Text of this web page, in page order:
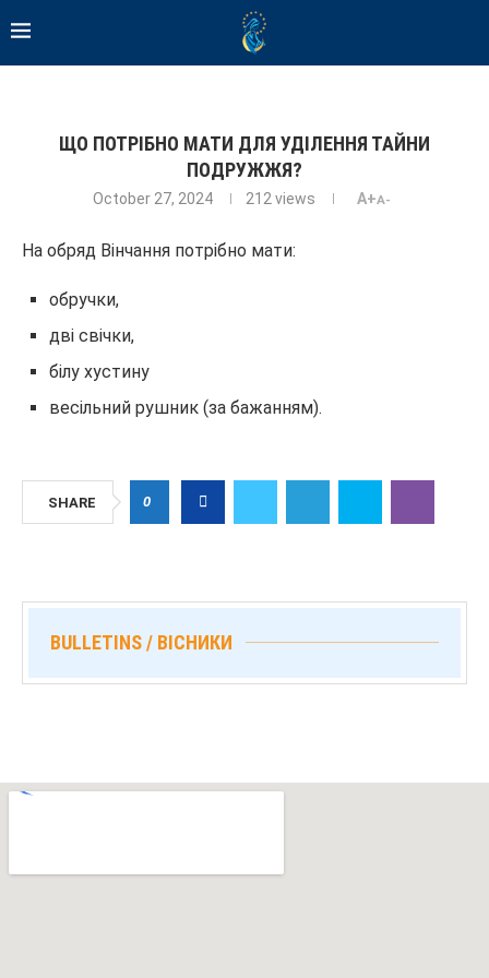
ЩО ПОТРІБНО МАТИ ДЛЯ УДІЛЕННЯ ТАЙНИ
ПОДРУЖЖЯ?
October 27, 2024 212 views A+A-
На обряд Вінчання потрібно мати:
обручки,
дві свічки,
білу хустину
весільний рушник (за бажанням).
SHARE 0
BULLETINS / ВІСНИКИ